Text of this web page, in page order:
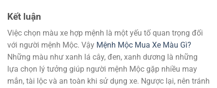
Kết luận
Việc chọn màu xe hợp mệnh là một yếu tố quan trọng đối
với người mệnh Mộc. Vậy Mệnh Mộc Mua Xe Màu Gì?
Những màu như xanh lá cây, đen, xanh dương là những
lựa chọn lý tưởng giúp người mệnh Mộc gặp nhiều may
mắn, tài lộc và an toàn khi sử dụng xe. Ngược lại, nên tránh